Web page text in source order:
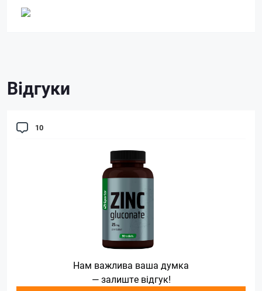
Відгуки
10
Нам важлива ваша думка
— залиште відгук!